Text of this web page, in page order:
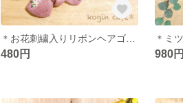
＊お花刺繍入りリボンヘアゴム＊大人用♡子供用
480円 980円